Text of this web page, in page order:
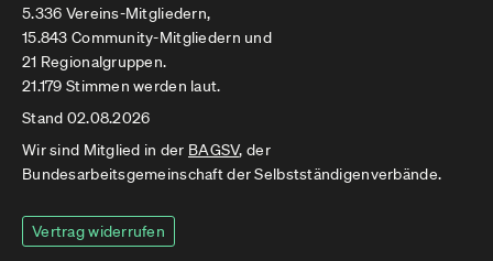
5.336 Vereins-Mitgliedern,
15.843 Community-Mitgliedern und
21 Regionalgruppen.
21.179 Stimmen werden laut.
Stand 02.08.2026
Wir sind Mitglied in der BAGSV, der
Bundesarbeitsgemeinschaft der Selbstständigenverbände.
Vertrag widerrufen